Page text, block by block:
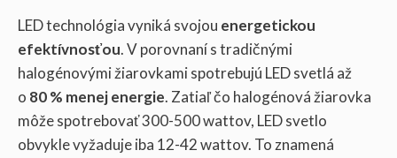
LED technológia vyniká svojou energetickou
efektívnosťou. V porovnaní s tradičnými
halogénovými žiarovkami spotrebujú LED svetlá až
o 80 % menej energie. Zatiaľ čo halogénová žiarovka
môže spotrebovať 300-500 wattov, LED svetlo
obvykle vyžaduje iba 12-42 wattov. To znamená